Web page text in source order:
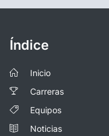
Índice
Inicio
Carreras
Equipos
Noticias